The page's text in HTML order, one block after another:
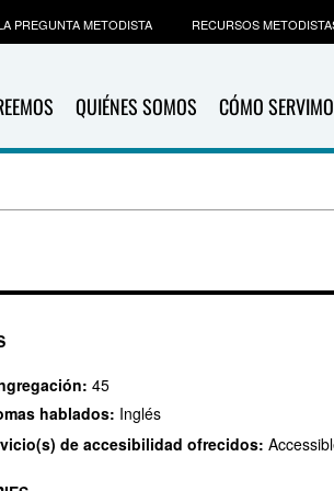
QUIÉNES SOMOS CÓMO
PREGUNTA METODISTA RECURSOS
45
hablados: Inglés
de accesibilidad ofrecidos: